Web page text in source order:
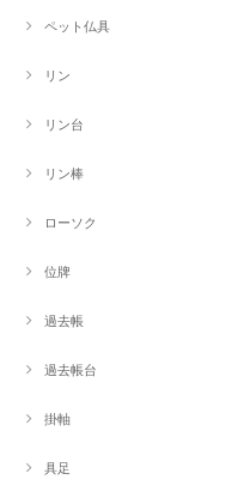
ペット仏具
リン
リン台
リン棒
ローソク
位牌
過去帳
過去帳台
掛軸
具足